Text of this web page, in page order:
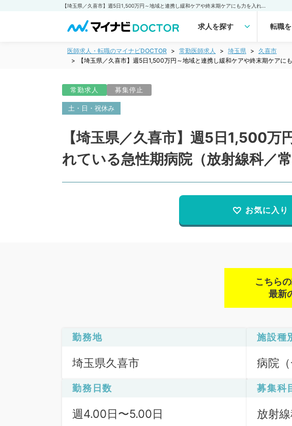
求人を探す 転職
医師求人・転職のマイナビDOCTOR 常勤医師求人 埼玉県
久喜市
【埼玉県／久喜市】週5日1,500万円～地域と連携し緩和ケアや終末期ケアに
常勤求人 募集停止
土・日・祝休み
【埼玉県／久喜市】週5日1,500
れている急性期病院（放射線科／常
お気に入り
こちら
最新
勤務地
埼玉県久喜市
施設種
病院（
勤務日数
週4.00日〜5.00日
募集科
放射